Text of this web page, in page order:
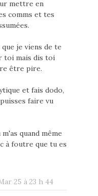
mettre en
comms et tes
je viens de te
toi mais dis toi
être pire.
et fais dodo,
faire vu
quand même
à foutre que tu es
25 à 23 h 44